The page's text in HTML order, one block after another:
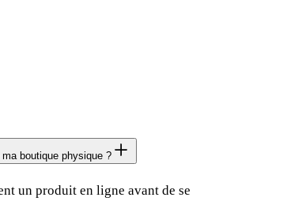
boutique physique ?
un produit en ligne avant de se